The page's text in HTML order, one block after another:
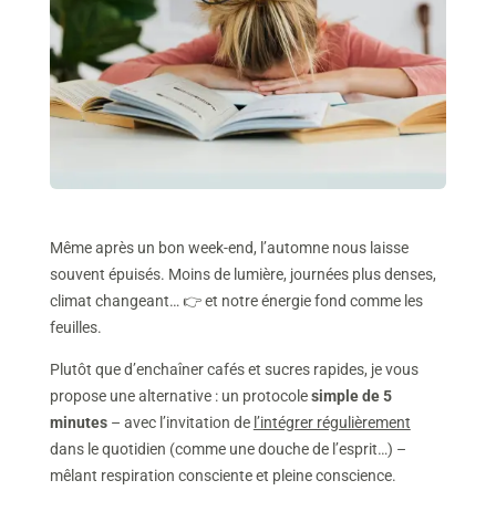
Même après un bon week-end, l’automne nous laisse
souvent épuisés. Moins de lumière, journées plus denses,
climat changeant… 👉 et notre énergie fond comme les
feuilles.
Plutôt que d’enchaîner cafés et sucres rapides, je vous
propose une alternative : un protocolesimple de 5
minutes – avec l’invitation de l’intégrer régulièrement
dans le quotidien (comme une douche de l’esprit…) –
mêlant respiration consciente et pleine conscience.